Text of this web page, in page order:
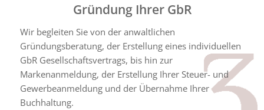
Gründung Ihrer GbR
Wir begleiten Sie von der anwaltlichen
Gründungsberatung, der Erstellung eines individuellen
GbR Gesellschaftsvertrags, bis hin zur
Markenanmeldung, der Erstellung Ihrer Steuer- und
Gewerbeanmeldung und der Übernahme Ihrer
Buchhaltung.